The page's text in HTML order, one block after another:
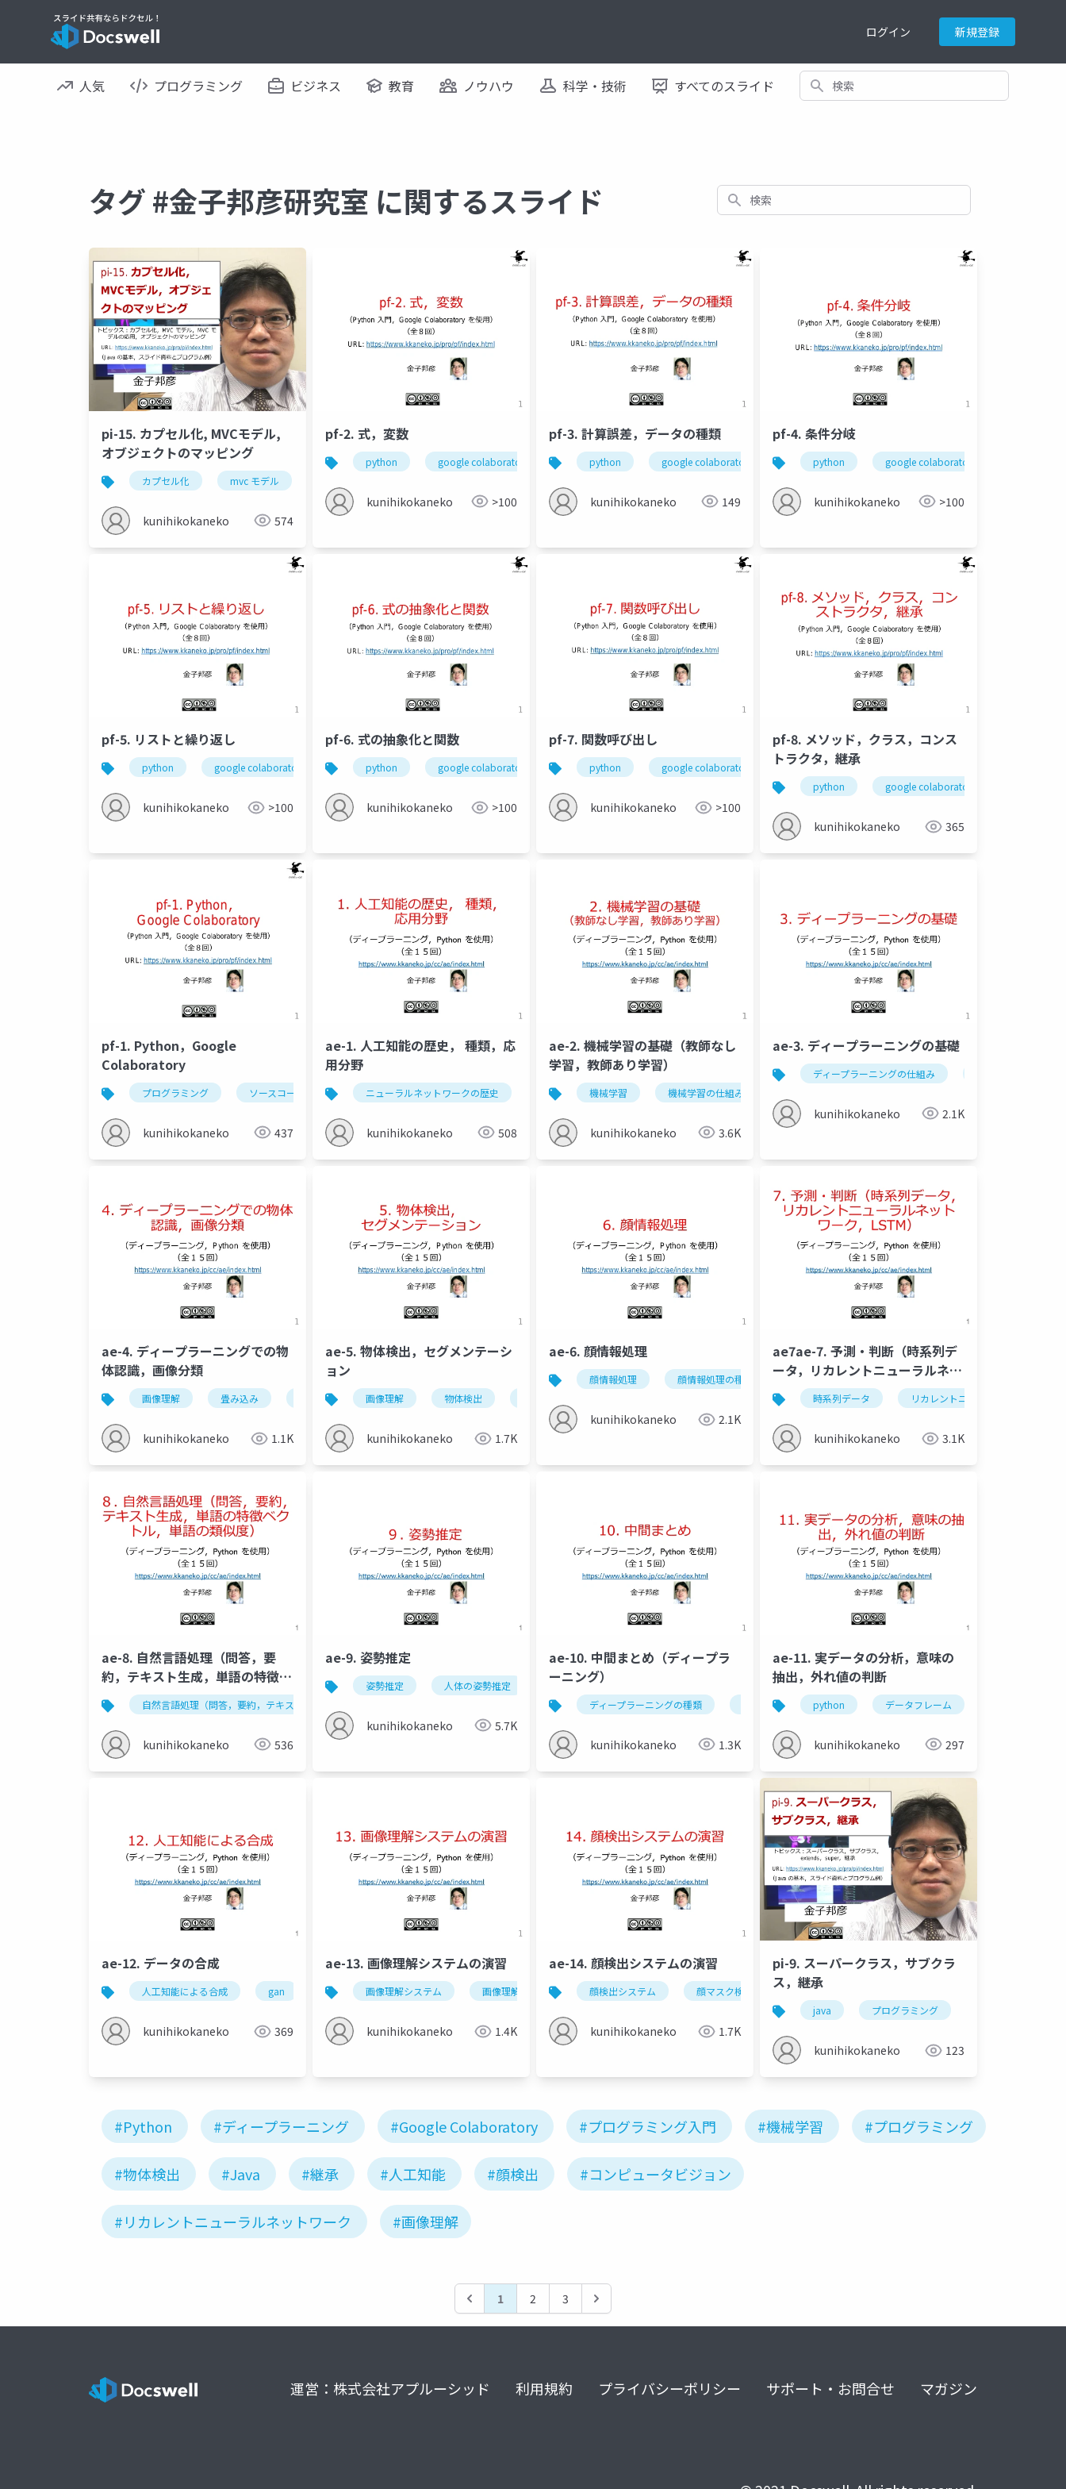
ログイン 新規登録
人気 プログラミング ビジネス 教育 ノウハウ 科学・技術 すべてのスライド 検索
タグ #金子邦彦研究室 に関するスライド 検索
pi-15. カプセル化, MVCモデル,
オブジェクトのマッピング
カプセル化 mvc モデル
kunihikokaneko 574
pf-2. 式，変数
python google colaboratory 式 変数 print 金子邦彦研究室
kunihikokaneko >100
pf-3. 計算誤差，データの種類
python google colaboratory 計算誤差 データの種類
kunihikokaneko 149
pf-4. 条件分岐
python google colaboratory
kunihikokaneko >100
pf-5. リストと繰り返し
python google colaboratory リスト 繰り返し for 金子邦彦研究室
kunihikokaneko >100
pf-6. 式の抽象化と関数
python google colaboratory 関数 式の抽象化 関数定義 def return
kunihikokaneko >100
pf-7. 関数呼び出し
python google colaboratory 関数呼び出し
kunihikokaneko >100
pf-8. メソッド，クラス，コンス
トラクタ，継承
python google colaboratory
kunihikokaneko 365
pf-1. Python，Google
Colaboratory
プログラミング ソースコード python python プログラムの実行 google colaboratory google アカウント
kunihikokaneko 437
ae-1. 人工知能の歴史， 種類，応
用分野
ニューラルネットワークの歴史 ニューラルネットワークの種類 ニューラルネットワークの応用分野
kunihikokaneko 508
ae-2. 機械学習の基礎（教師なし
学習，教師あり学習）
機械学習 機械学習の仕組み
kunihikokaneko 3.6K
ae-3. ディープラーニングの基礎
ディープラーニングの仕組み
kunihikokaneko 2.1K
ae-4. ディープラーニングでの物
体認識，画像分類
画像理解 畳み込み 畳み込みニューラルネットワーク 全結合層 人工知能 金子邦彦研究室
kunihikokaneko 1.1K
ae-5. 物体検出，セグメンテーシ
ョン
画像理解 物体検出 セグメンテーションの種類
kunihikokaneko 1.7K
ae-6. 顔情報処理
顔情報処理 顔情報処理の種類 顔検出 顔ランドマーク
kunihikokaneko 2.1K
ae7ae-7. 予測・判断（時系列デ
ータ，リカレントニューラルネッ
トワーク，LSTM）
時系列データ リカレントニューラルネットワーク
kunihikokaneko 3.1K
ae-8. 自然言語処理（問答，要
約，テキスト生成，単語の特徴ベ
クトル，単語の類似度）
自然言語処理（問答，要約，テキスト生成，単語の特徴ベクトル，単語の類似度） 金子邦彦研究室
kunihikokaneko 536
ae-9. 姿勢推定
姿勢推定 人体の姿勢推定 頭部の姿勢推定 ディープラーニング
kunihikokaneko 5.7K
ae-10. 中間まとめ（ディープラ
ーニング）
ディープラーニングの種類 ディープラーニングの用途 ディープラーニングの仕組み
kunihikokaneko 1.3K
ae-11. 実データの分析，意味の
抽出，外れ値の判断
python データフレーム
kunihikokaneko 297
ae-12. データの合成
人工知能による合成 gan 人工知能社会 ディープラーニング 人工知能 金子邦彦研究室
kunihikokaneko 369
ae-13. 画像理解システムの演習
画像理解システム 画像理解の応用例 セグメンテーションの種類 事前学習済みモデル
kunihikokaneko 1.4K
ae-14. 顔検出システムの演習
顔検出システム 顔マスク検出法 マスク有り顔の検出
kunihikokaneko 1.7K
pi-9. スーパークラス，サブクラ
ス，継承
java プログラミング
kunihikokaneko 123
#Python #ディープラーニング #Google Colaboratory #プログラミング入門 #機械学習 #プログラミング
#物体検出 #Java #継承 #人工知能 #顔検出 #コンピュータビジョン
#リカレントニューラルネットワーク #画像理解
1 2 3
運営：株式会社アプルーシッド 利用規約 プライバシーポリシー サポート・お問合せ マガジン